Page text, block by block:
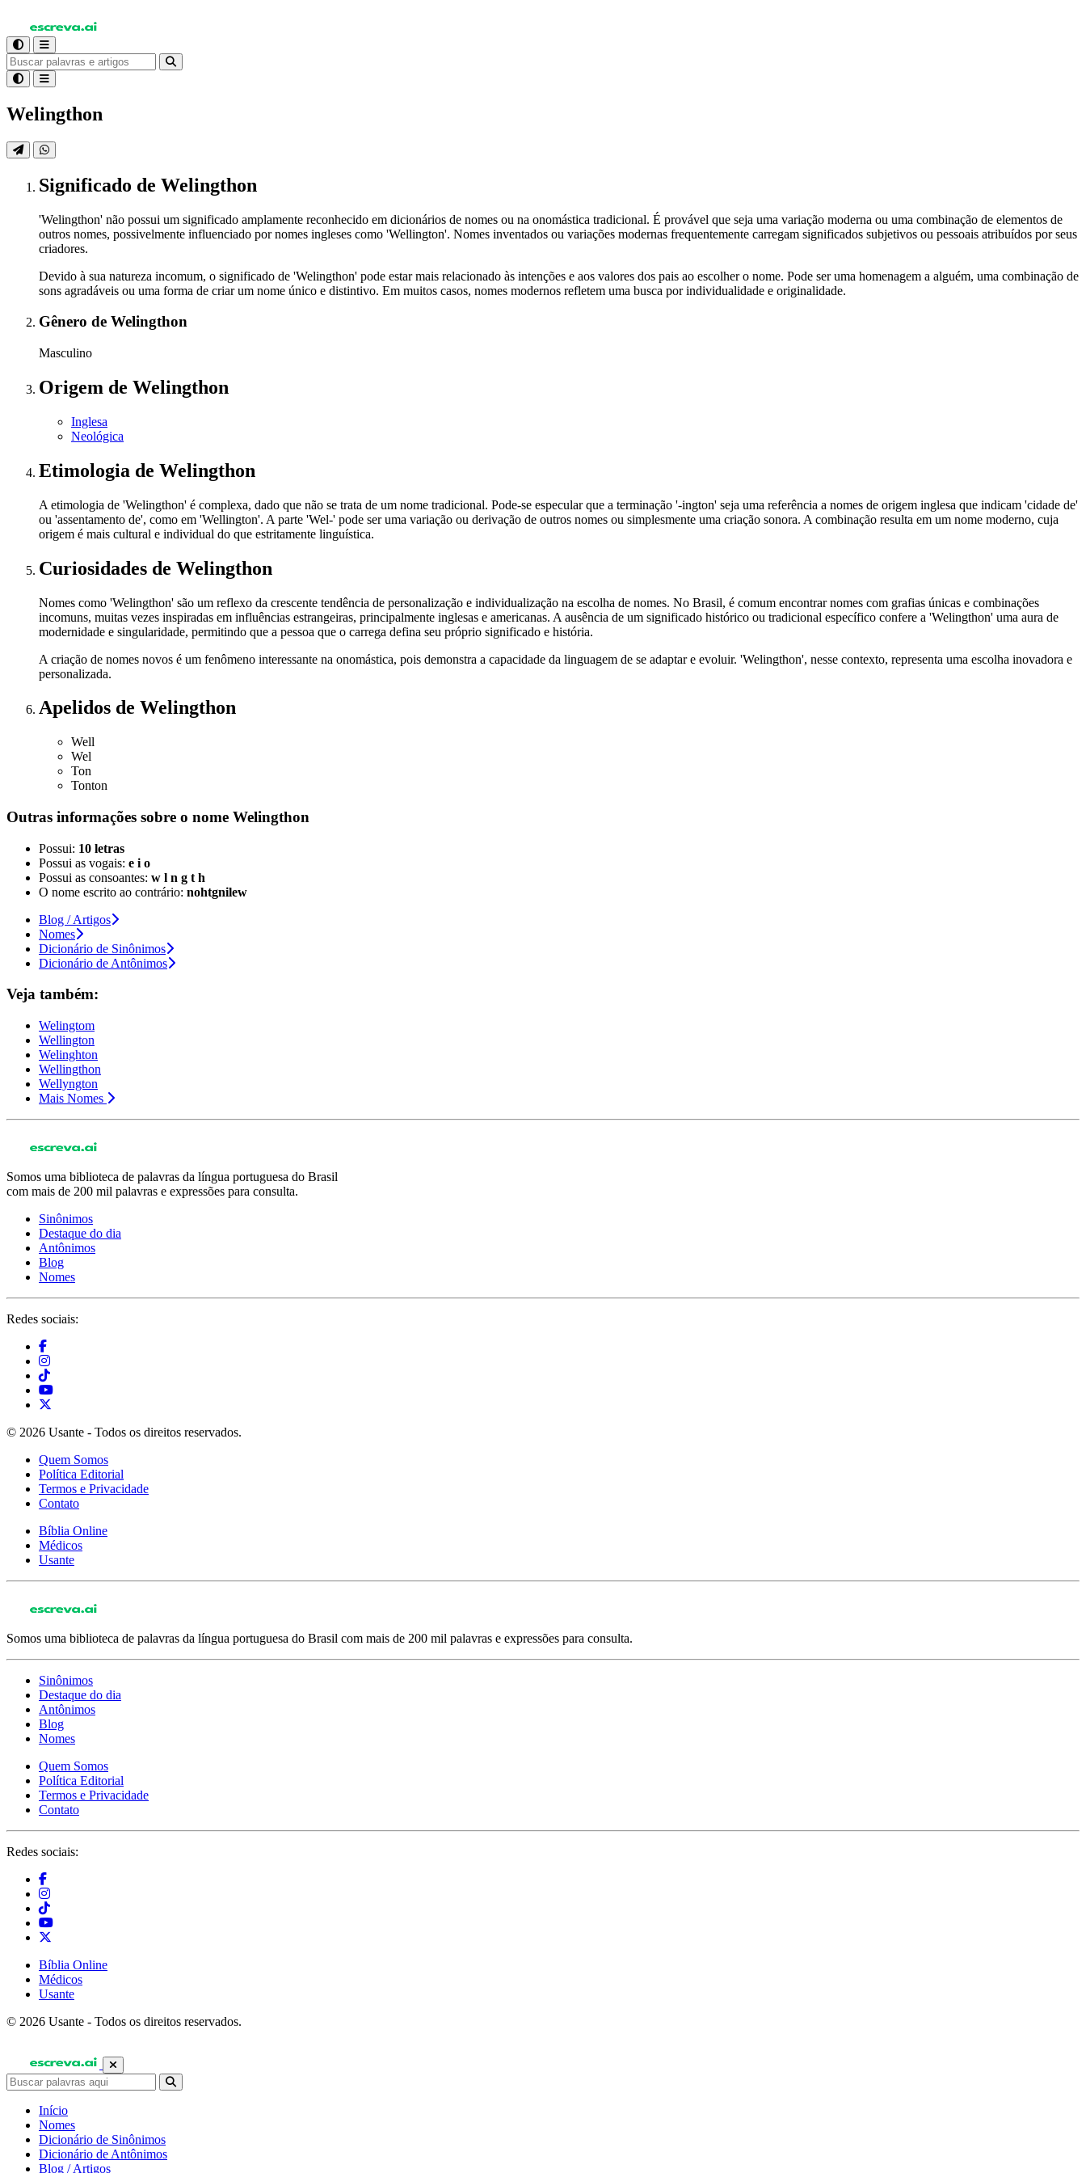
Welingthon
Significado de Welingthon
'Welingthon' não possui um significado amplamente reconhecido em dicionários de nomes ou na onomástica tradicional. É provável que seja uma variação moderna ou uma combinação de elementos de
outros nomes, possivelmente influenciado por nomes ingleses como 'Wellington'. Nomes inventados ou variações modernas frequentemente carregam significados subjetivos ou pessoais atribuídos por seus
criadores.
Devido à sua natureza incomum, o significado de 'Welingthon' pode estar mais relacionado às intenções e aos valores dos pais ao escolher o nome. Pode ser uma homenagem a alguém, uma combinação de
sons agradáveis ou uma forma de criar um nome único e distintivo. Em muitos casos, nomes modernos refletem uma busca por individualidade e originalidade.
Gênero de Welingthon
Masculino
Origem de Welingthon
Inglesa
Neológica
Etimologia de Welingthon
A etimologia de 'Welingthon' é complexa, dado que não se trata de um nome tradicional. Pode-se especular que a terminação '-ington' seja uma referência a nomes de origem inglesa que indicam 'cidade de'
ou 'assentamento de', como em 'Wellington'. A parte 'Wel-' pode ser uma variação ou derivação de outros nomes ou simplesmente uma criação sonora. A combinação resulta em um nome moderno, cuja
origem é mais cultural e individual do que estritamente linguística.
Curiosidades de Welingthon
Nomes como 'Welingthon' são um reflexo da crescente tendência de personalização e individualização na escolha de nomes. No Brasil, é comum encontrar nomes com grafias únicas e combinações
incomuns, muitas vezes inspiradas em influências estrangeiras, principalmente inglesas e americanas. A ausência de um significado histórico ou tradicional específico confere a 'Welingthon' uma aura de
modernidade e singularidade, permitindo que a pessoa que o carrega defina seu próprio significado e história.
A criação de nomes novos é um fenômeno interessante na onomástica, pois demonstra a capacidade da linguagem de se adaptar e evoluir. 'Welingthon', nesse contexto, representa uma escolha inovadora e
personalizada.
Apelidos de Welingthon
Well
Wel
Ton
Tonton
Outras informações sobre o nome Welingthon
Possui: 10 letras
Possui as vogais: e i o
Possui as consoantes: w l n g t h
O nome escrito ao contrário: nohtgnilew
Blog / Artigos
Nomes
Dicionário de Sinônimos
Dicionário de Antônimos
Veja também:
Welingtom
Wellington
Welinghton
Wellingthon
Wellyngton
Mais Nomes
Somos uma biblioteca de palavras da língua portuguesa do Brasil
com mais de 200 mil palavras e expressões para consulta.
Sinônimos
Destaque do dia
Antônimos
Blog
Nomes
Redes sociais:
© 2026 Usante - Todos os direitos reservados.
Quem Somos
Política Editorial
Termos e Privacidade
Contato
Bíblia Online
Médicos
Usante
Somos uma biblioteca de palavras da língua portuguesa do Brasil com mais de 200 mil palavras e expressões para consulta.
Sinônimos
Destaque do dia
Antônimos
Blog
Nomes
Quem Somos
Política Editorial
Termos e Privacidade
Contato
Redes sociais:
Bíblia Online
Médicos
Usante
© 2026 Usante - Todos os direitos reservados.
Início
Nomes
Dicionário de Sinônimos
Dicionário de Antônimos
Blog / Artigos